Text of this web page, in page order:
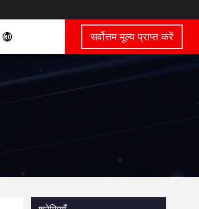
सर्वोत्तम मूल्य प्राप्त करें